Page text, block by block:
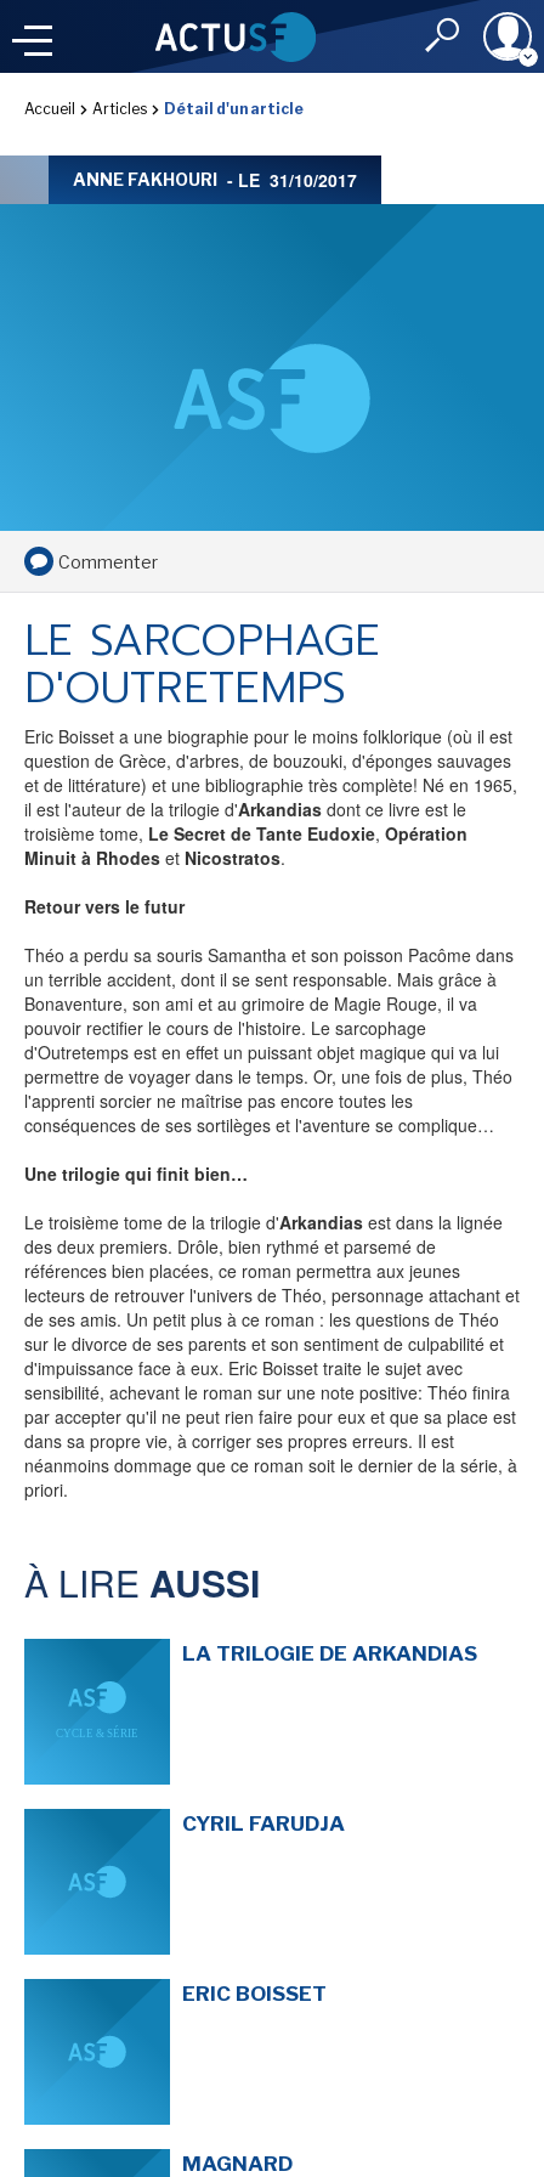
Mot de passe
LES UTOPIALES 2025
SENSE OF WONDER
CINÉMA ET SÉRIES
LES ACTUALITÉS DE J.R.R. TOLKIEN
LE MOT DES ÉDITIONS ACTUSF
BD JEUNESSE
SÉRIE TV
ÉVÉNEMENTS
SPECTACLE
EMISSION
AUTEURS &ÉDITEURS
AUTEURS & ARTISTES
LES PARUTIONS/SORTIES
Accueil Articles Détail d'un article
ANNE FAKHOURI - LE 31/10/2017
Commenter
LE SARCOPHAGE
D'OUTRETEMPS
Eric Boisset a une biographie pour le moins folklorique (où il est
question de Grèce, d'arbres, de bouzouki, d'éponges sauvages
et de littérature) et une bibliographie très complète! Né en 1965,
il est l'auteur de la trilogie d'Arkandias dont ce livre est le
troisième tome, Le Secret de Tante Eudoxie, Opération
Minuit à Rhodes et Nicostratos.
Retour vers le futur
Théo a perdu sa souris Samantha et son poisson Pacôme dans
un terrible accident, dont il se sent responsable. Mais grâce à
Bonaventure, son ami et au grimoire de Magie Rouge, il va
pouvoir rectifier le cours de l'histoire. Le sarcophage
d'Outretemps est en effet un puissant objet magique qui va lui
permettre de voyager dans le temps. Or, une fois de plus, Théo
l'apprenti sorcier ne maîtrise pas encore toutes les
conséquences de ses sortilèges et l'aventure se complique…
Une trilogie qui finit bien…
Le troisième tome de la trilogie d'Arkandias est dans la lignée
des deux premiers. Drôle, bien rythmé et parsemé de
références bien placées, ce roman permettra aux jeunes
lecteurs de retrouver l'univers de Théo, personnage attachant et
de ses amis. Un petit plus à ce roman : les questions de Théo
sur le divorce de ses parents et son sentiment de culpabilité et
d'impuissance face à eux. Eric Boisset traite le sujet avec
sensibilité, achevant le roman sur une note positive: Théo finira
par accepter qu'il ne peut rien faire pour eux et que sa place est
dans sa propre vie, à corriger ses propres erreurs. Il est
néanmoins dommage que ce roman soit le dernier de la série, à
priori.
À LIRE AUSSI
LA TRILOGIE DE ARKANDIAS
CYRIL FARUDJA
ERIC BOISSET
MAGNARD